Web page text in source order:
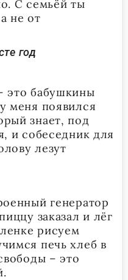
С семьёй ты
не от
год
это бабушкины
меня появился
знает, под
и собеседник для
лезут
генератор
заказал и лёг
рисуем
печь хлеб в
– это